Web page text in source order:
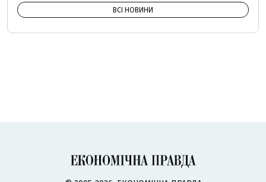
ВСІ НОВИНИ